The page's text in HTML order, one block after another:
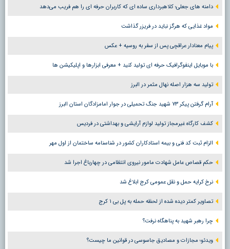
دامنه های جعلی؛ کلاهبرداری ساده ای که کاربران حرفه ای را هم فریب می‌دهد
مواد غذایی که هرگز نباید در فریزر گذاشت
پیام معنادار عراقچی پس از سفر به روسیه + عکس
با موبایل اینفوگرافیک حرفه ای تولید کنید + معرفی ابزارها و اپلیکیشن ها
تولید سه هزار اصله نهال مثمر در البرز
آرام گرفتن پیکر ۷۳ شهید جنگ تحمیلی در جوار امامزادگان استان البرز
کشف کارگاه غیرمجاز تولید لوازم آرایشی و بهداشتی در فردیس
الزام ثبت کد فنی و بیمه استادکاران کشور در شناسنامه ساختمان از اول مهر
حکم قصاص عامل شهادت مامور نیروی انتظامی در چهارباغ اجرا شد
نرخ کرایه حمل و نقل عمومی کرج ابلاغ شد
تصاویر کمتر دیده شده از لحظه حمله به پل بی ۱ کرج
چرا رهبر شهید به پناهگاه نرفت؟
ویدئو؛ مجازات و مصادیق جاسوسی در قوانین ما چیست؟